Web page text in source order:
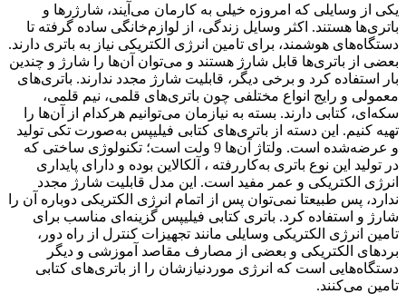
یکی از وسایلی که امروزه خیلی به کارمان می‌آیند، شارژرها و
باتری‌ها هستند. اکثر وسایل زندگی، از لوازم‌خانگی ساده گرفته تا
دستگاه‌های هوشمند، برای تامین انرژی الکتریکی نیاز به باتری دارند.
بعضی از باتری‌ها قابل شارژ هستند و می‌توان آن‌ها را شارژ و چندین
بار استفاده کرد و برخی دیگر، قابلیت شارژ مجدد ندارند. باتری‌های
معمولی و رایج انواع مختلفی چون باتری‌های قلمی، نیم قلمی،
سکه‌ای، کتابی دارند. بسته به نیازمان می‌توانیم هرکدام از آن‌ها را
تهیه کنیم. این دسته از باتری‌های کتابی فیلیپس به‌صورت تکی تولید
و عرضه‌شده است. ولتاژ آن‌ها 9 ولت است؛ تکنولوژی ساختی که
در تولید این نوع باتری به‌کاررفته ، آلکالاین بوده و دارای پایداری
انرژی الکتریکی و عمر مفید است. این مدل قابلیت شارژ مجدد
ندارد، پس طبیعتا نمی‌توان پس از اتمام انرژی الکتریکی دوباره آن را
شارژ و استفاده کرد. باتری کتابی فیلیپس گزینه‌ای مناسب برای
تامین انرژی الکتریکی وسایلی مانند تجهیزات کنترل از راه دور،
بردهای الکتریکی و بعضی از مصارف مقاصد آموزشی و دیگر
دستگاه‌هایی است که انرژی موردنیازشان را از باتری‌های کتابی
تامین می‌کنند.